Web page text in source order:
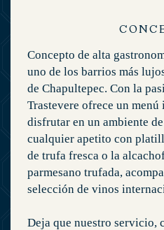
Concepto de alta
uno de los barrios más
de Chapultepec. Con la
Trastevere ofrece un
disfrutar en un ambiente
cualquier apetito con
de trufa fresca o la
parmesano trufada,
selección de vinos
Deja que nuestro servicio,